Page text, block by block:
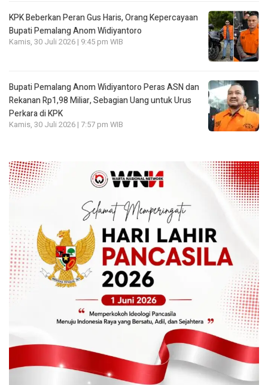
KPK Beberkan Peran Gus Haris, Orang Kepercayaan
Bupati Pemalang Anom Widiyantoro
Kamis, 30 Juli 2026 | 9:45 pm WIB
Bupati Pemalang Anom Widiyantoro Peras ASN dan
Rekanan Rp1,98 Miliar, Sebagian Uang untuk Urus
Perkara di KPK
Kamis, 30 Juli 2026 | 7:57 pm WIB